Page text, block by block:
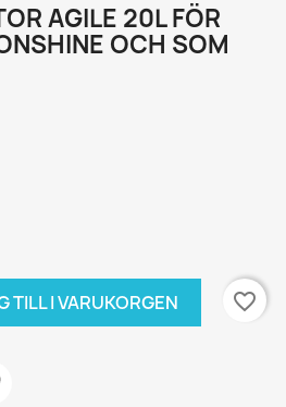
AGILE 20L FÖR
OCH SOM
TILL I VARUKORGEN favorite_border